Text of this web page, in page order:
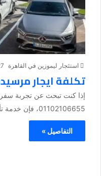
استئجار ليموزين في القاهرة 27
تكلفة ايجار
إذا كنت تبحث عن تجربة
01102106655، فإن خدمة تأجير سيارة ليموزين من ليموزين...
التفاصيل »